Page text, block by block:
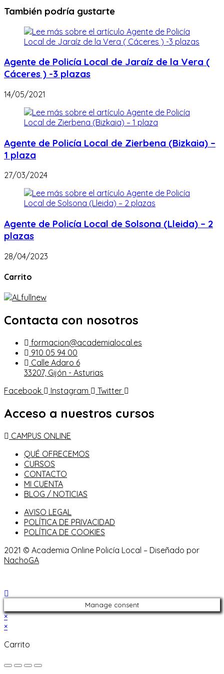
También podría gustarte
Agente de Policía Local de Jaraíz de la Vera (
Cáceres ) -3 plazas
14/05/2021
Agente de Policía Local de Zierbena (Bizkaia) –
1 plaza
27/03/2024
Agente de Policía Local de Solsona (Lleida) – 2
plazas
28/04/2023
Carrito
Contacta con nosotros
formacion@academialocal.es
910 05 94 00
Calle Adaro 6
33207, Gijón - Asturias
Facebook
Instagram Twitter
Acceso a nuestros cursos
CAMPUS ONLINE
QUÉ OFRECEMOS
CURSOS
CONTACTO
MI CUENTA
BLOG / NOTICIAS
AVISO LEGAL
POLÍTICA DE PRIVACIDAD
POLÍTICA DE COOKIES
2021 © Academia Online Policía Local – Diseñado por
NachoGA
Manage consent
×
×
Carrito